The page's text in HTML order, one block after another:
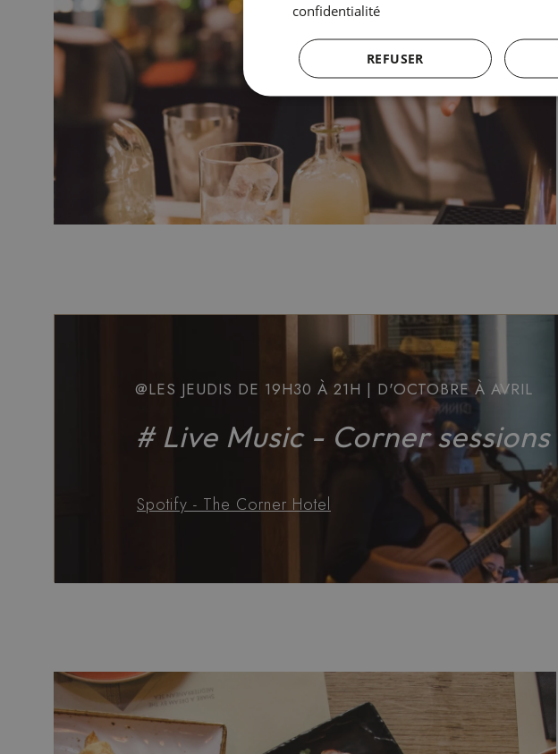
@LES JEUDIS DE 19H30 À 21H | D'OCTOBRE À AVRIL
# Live Music - Corner sessions
Spotify - The Corner Hotel
confidentialité
REFUSER